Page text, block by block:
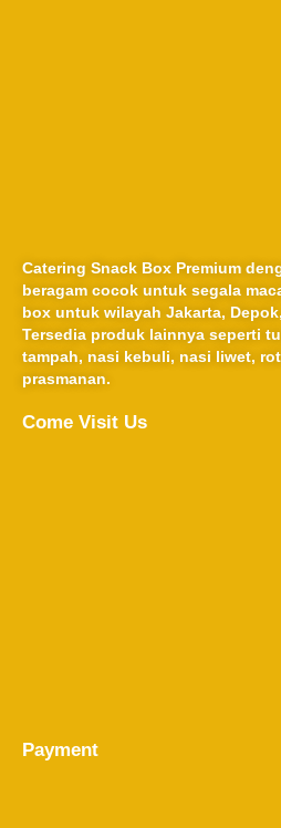
Catering Snack Box Premium
beragam cocok untuk segala
box untuk wilayah Jakarta,
Tersedia produk lainnya seperti
tampah, nasi kebuli, nasi liwet,
prasmanan.
Come Visit Us
Payment